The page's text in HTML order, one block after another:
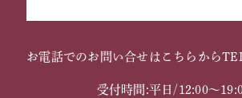
お電話でのお問い合せはこちらから
受付時間:平日/12:00～